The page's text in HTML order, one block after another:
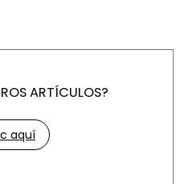
ARTÍCULOS?
aquí